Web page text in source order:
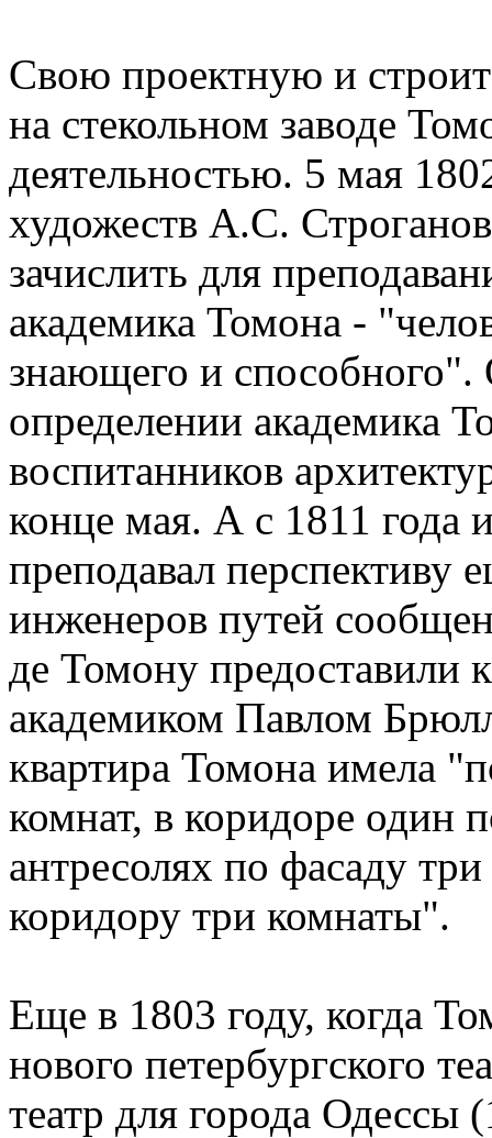
Свою проектную и
на стекольном заводе
деятельностью. 5 мая
художеств А.С.
зачислить для
академика Томона -
знающего и
определении академика
воспитанников
конце мая. А с 1811 года
преподавал перспективу
инженеров путей
де Томону предоставили
академиком Павлом
квартира Томона имела
комнат, в коридоре один
антресолях по фасаду
коридору три комнаты".
Еще в 1803 году, когда
нового петербургского
театр для города Одессы